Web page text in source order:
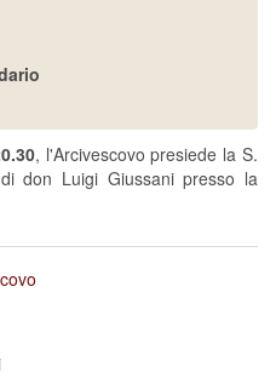
, l'Arcivescovo presiede la S.
don Luigi Giussani presso la